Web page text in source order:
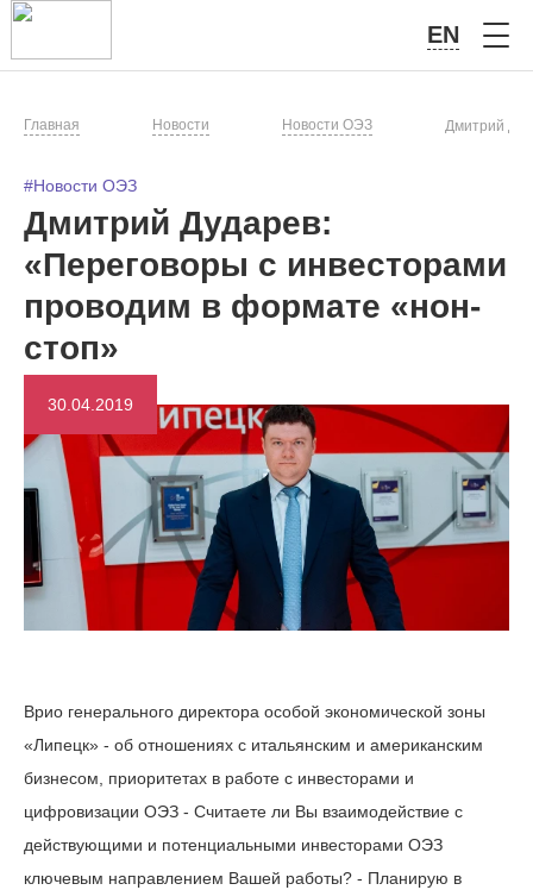
EN
Главная Новости Новости ОЭЗ Дмитрий
#Новости ОЭЗ
Дмитрий Дударев:
«Переговоры с инвесторами
проводим в формате «нон-
стоп»
30.04.2019
Врио генерального директора особой экономической зоны
«Липецк» - об отношениях с итальянским и американским
бизнесом, приоритетах в работе с инвесторами и
цифровизации ОЭЗ - Считаете ли Вы взаимодействие с
действующими и потенциальными инвесторами ОЭЗ
ключевым направлением Вашей работы? - Планирую в